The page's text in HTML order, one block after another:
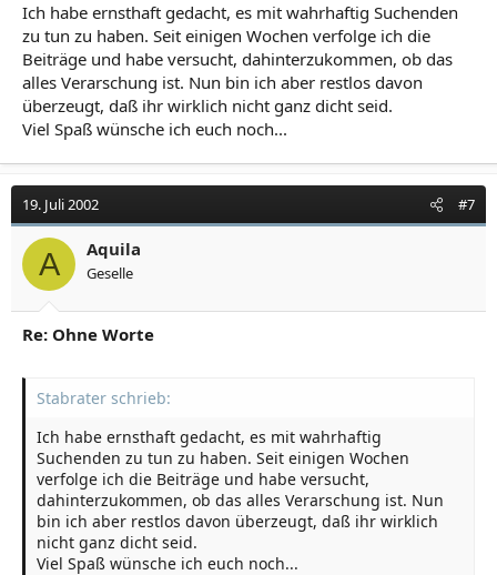
Ich habe ernsthaft gedacht, es mit wahrhaftig Suchenden
zu tun zu haben. Seit einigen Wochen verfolge ich die
Beiträge und habe versucht, dahinterzukommen, ob das
alles Verarschung ist. Nun bin ich aber restlos davon
überzeugt, daß ihr wirklich nicht ganz dicht seid.
Viel Spaß wünsche ich euch noch...
19. Juli 2002 #7
A Aquila
Geselle
Re: Ohne Worte
Stabrater schrieb:
Ich habe ernsthaft gedacht, es mit wahrhaftig
Suchenden zu tun zu haben. Seit einigen Wochen
verfolge ich die Beiträge und habe versucht,
dahinterzukommen, ob das alles Verarschung ist. Nun
bin ich aber restlos davon überzeugt, daß ihr wirklich
nicht ganz dicht seid.
Viel Spaß wünsche ich euch noch...